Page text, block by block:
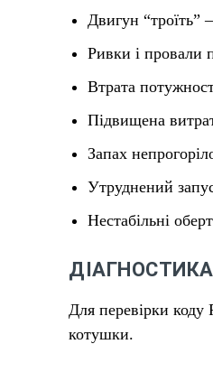
Двигун “троїть”
Ривки і провали
Втрата
Підвищена
Запах
Утруднений
Нестабільні
Для перевірки коду
котушки.